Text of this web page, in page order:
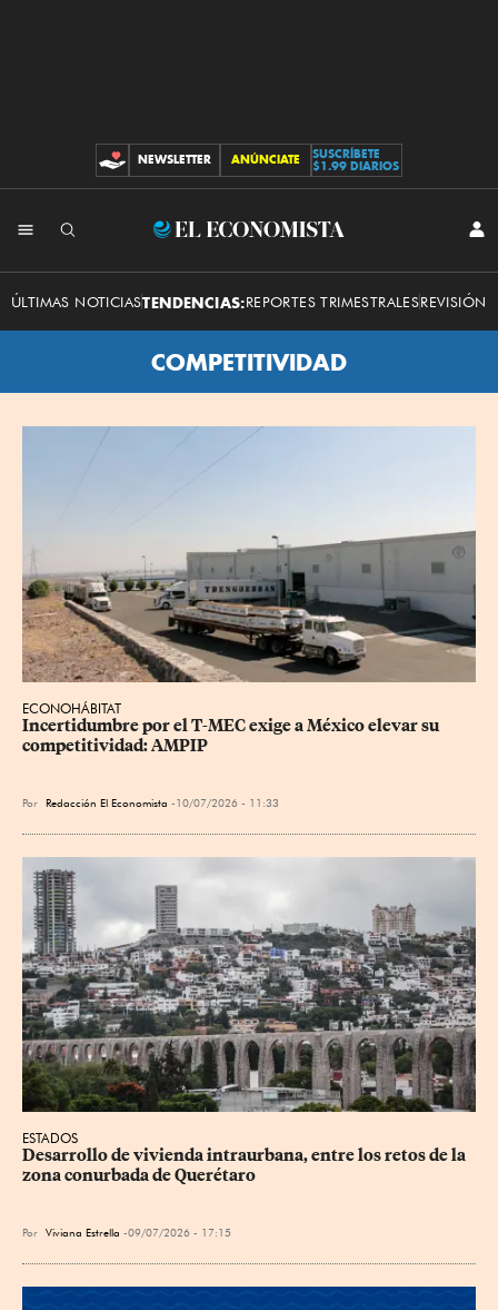
CONTRIBUCIONES
NEWSLETTER ANÚNCIATE
SUSCRÍBETE
$1.99 DIARIOS
El
Economista
ÚLTIMAS NOTICIASTENDENCIAS:REPORTES TRIMESTRALESREVISIÓN
COMPETITIVIDAD
ECONOHÁBITAT
Incertidumbre por el T-MEC exige a México elevar su
competitividad: AMPIP
Por Redacción El Economista 10/07/2026 - 11:33
ESTADOS
Desarrollo de vivienda intraurbana, entre los retos de la
zona conurbada de Querétaro
Por Viviana Estrella 09/07/2026 - 17:15